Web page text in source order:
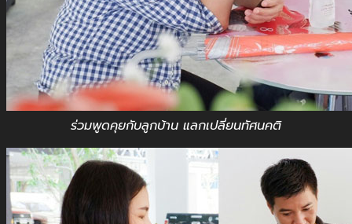
ร่วมพูดคุยกับลูกบ้าน แลกเปลี่ยนทัศนคติ